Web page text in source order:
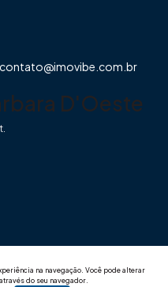
na navegação. Você pode alterar
do seu navegador.
contato@imovibe.com.br
D'Oeste